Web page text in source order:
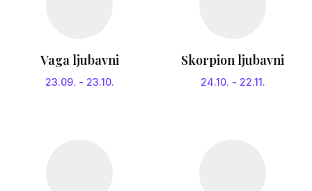
Vaga ljubavni
23.09. - 23.10.
Skorpion ljubavni
24.10. - 22.11.